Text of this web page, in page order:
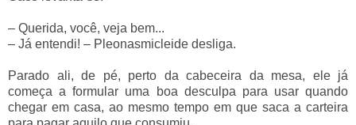
– Querida, você, veja bem...
– Já entendi! – Pleonasmicleide desliga.
Parado ali, de pé, perto da cabeceira da mesa, ele já
começa a formular uma boa desculpa para usar quando
chegar em casa, ao mesmo tempo em que saca a carteira